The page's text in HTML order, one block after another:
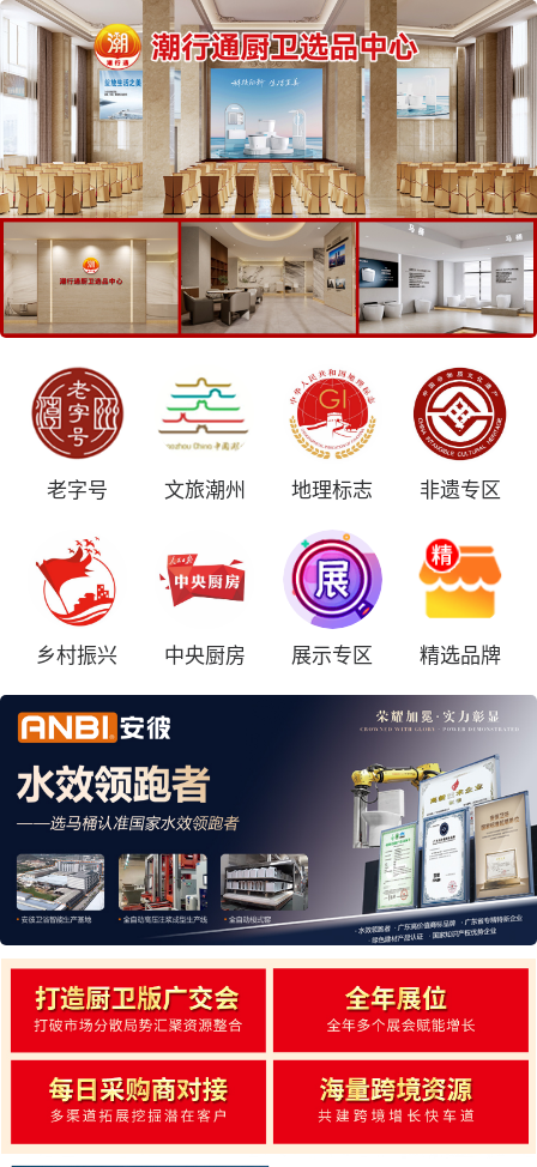
老字号 文旅潮州 地理标志 非遗专区
乡村振兴 中央厨房 展示专区 精选品牌